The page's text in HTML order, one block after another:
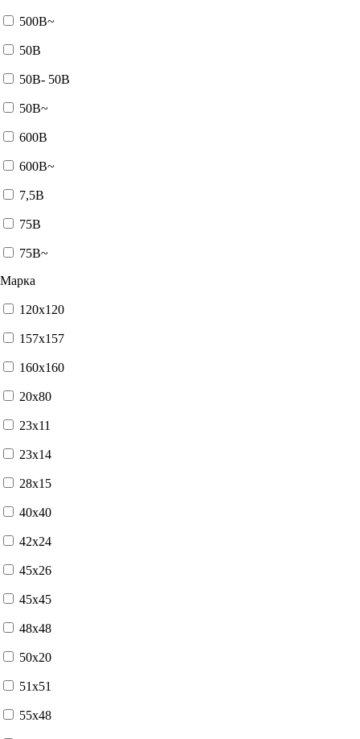
500В~
50В
50В- 50В
50В~
600В
600В~
7,5В
75В
75В~
Марка
120x120
157x157
160x160
20x80
23x11
23x14
28x15
40x40
42x24
45x26
45x45
48x48
50x20
51x51
55x48